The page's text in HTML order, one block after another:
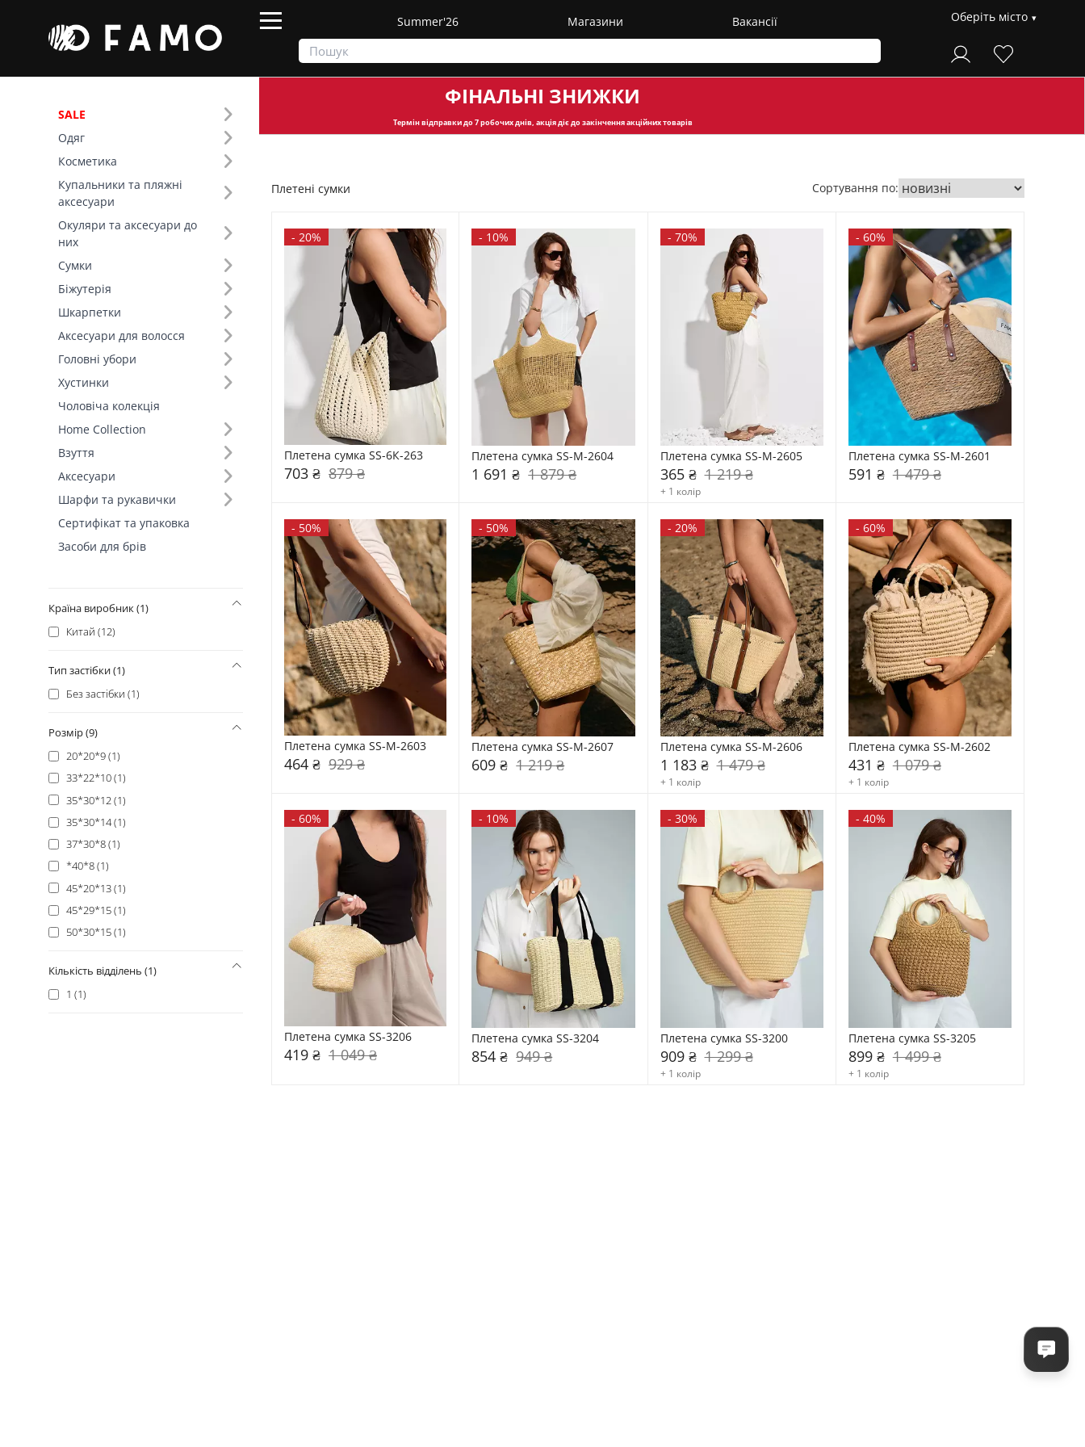
Summer'26 Магазини Вакансії Оберіть місто
SALE
Одяг
Косметика
Купальники та пляжні
аксесуари
Окуляри та аксесуари до
них
Сумки
Біжутерія
Шкарпетки
Аксесуари для волосся
Головні убори
Хустинки
Чоловіча колекція
Home Collection
Взуття
Аксесуари
Шарфи та рукавички
Сертифікат та упаковка
Засоби для брів
ФІНАЛЬНІ ЗНИЖКИ
Термін відправкидо 7 робочих днів, акція діє до закінчення акційних товарів
Плетені сумки
Фільтр
Ціна
SALE
Сезон (1)
Літо (12)
Склад (4)
100% Папір (5)
100% Солома (4)
100% Бавовна (2)
Країна виробник (1)
Китай (12)
Тип застібки (1)
Без застібки (1)
Розмір (9)
20*20*9 (1)
33*22*10 (1)
35*30*12 (1)
35*30*14 (1)
37*30*8 (1)
*40*8 (1)
45*20*13 (1)
45*29*15 (1)
50*30*15 (1)
Кількість відділень (1)
1 (1)
Плетені сумки Сортування по:
- 20%
Плетена сумка SS-6К-263
703 ₴ 879 ₴
- 10%
Плетена сумка SS-M-2604
1 691 ₴ 1 879 ₴
- 70%
Плетена сумка SS-M-2605
365 ₴ 1 219 ₴
+ 1 колір
- 60%
Плетена сумка SS-M-2601
591 ₴ 1 479 ₴
- 50%
Плетена сумка SS-M-2603
464 ₴ 929 ₴
- 50%
Плетена сумка SS-M-2607
609 ₴ 1 219 ₴
- 20%
Плетена сумка SS-M-2606
1 183 ₴ 1 479 ₴
+ 1 колір
- 60%
Плетена сумка SS-M-2602
431 ₴ 1 079 ₴
+ 1 колір
- 60%
Плетена сумка SS-3206
419 ₴ 1 049 ₴
- 10%
Плетена сумка SS-3204
854 ₴ 949 ₴
- 30%
Плетена сумка SS-3200
909 ₴ 1 299 ₴
+ 1 колір
- 40%
Плетена сумка SS-3205
899 ₴ 1 499 ₴
+ 1 колір